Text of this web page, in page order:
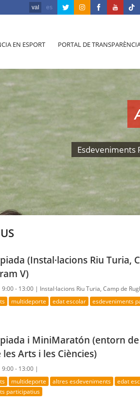
val es
EN ESPORT PORTAL DE
Esdeveniments
(Instal·lacions Riu Turia,
V)
9:00 - 13:00 | Instal·lacions Riu Turia, Camp de
multideporte edat escolar esdeveniments
i MiniMaratón (entorn
Arts i les Ciències)
9:00 - 13:00 |
multideporte altres esdeveniments
edat
participatius